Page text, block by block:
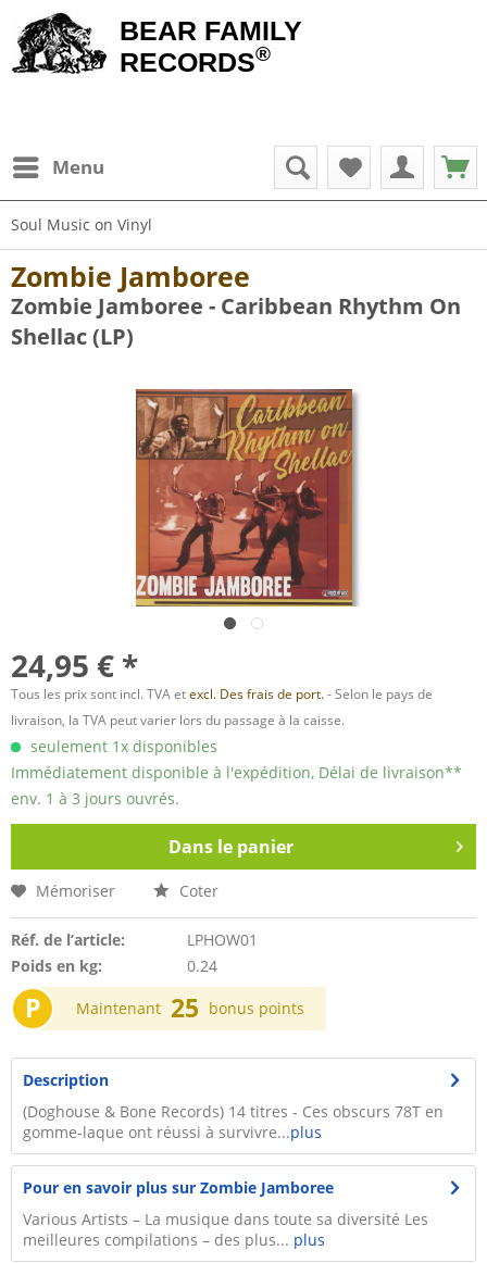
BEAR FAMILY
RECORDS®
Menu
Soul Music on Vinyl
Zombie Jamboree
Zombie Jamboree - Caribbean Rhythm On
Shellac (LP)
24,95 € *
Tous les prix sont incl. TVA etexcl. Des frais de port.- Selon le pays de
livraison, la TVA peut varier lors du passage à la caisse.
seulement 1x disponibles
Immédiatement disponible à l'expédition, Délai de livraison**
env. 1 à 3 jours ouvrés.
Dans le panier
Mémoriser Coter
Réf. de l’article:
LPHOW01
Poids en kg:
0.24
P Maintenant 25 bonus points
Description
(Doghouse & Bone Records) 14 titres - Ces obscurs 78T en
gomme-laque ont réussi à survivre...plus
Pour en savoir plus sur Zombie Jamboree
Various Artists – La musique dans toute sa diversité Les
meilleures compilations – des plus... plus